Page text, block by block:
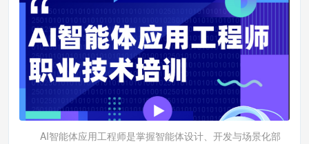
AI智能体应用工程师是掌握智能体设计、开发与场景化部